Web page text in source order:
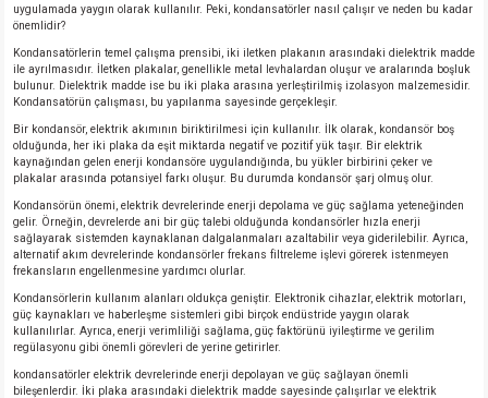
uygulamada yaygın olarak kullanılır. Peki, kondansatörler nasıl çalışır ve neden bu kadar
önemlidir?
Kondansatörlerin temel çalışma prensibi, iki iletken plakanın arasındaki dielektrik madde
ile ayrılmasıdır. İletken plakalar, genellikle metal levhalardan oluşur ve aralarında boşluk
bulunur. Dielektrik madde ise bu iki plaka arasına yerleştirilmiş izolasyon malzemesidir.
Kondansatörün çalışması, bu yapılanma sayesinde gerçekleşir.
Bir kondansör, elektrik akımının biriktirilmesi için kullanılır. İlk olarak, kondansör boş
olduğunda, her iki plaka da eşit miktarda negatif ve pozitif yük taşır. Bir elektrik
kaynağından gelen enerji kondansöre uygulandığında, bu yükler birbirini çeker ve
plakalar arasında potansiyel farkı oluşur. Bu durumda kondansör şarj olmuş olur.
Kondansörün önemi, elektrik devrelerinde enerji depolama ve güç sağlama yeteneğinden
gelir. Örneğin, devrelerde ani bir güç talebi olduğunda kondansörler hızla enerji
sağlayarak sistemden kaynaklanan dalgalanmaları azaltabilir veya giderilebilir. Ayrıca,
alternatif akım devrelerinde kondansörler frekans filtreleme işlevi görerek istenmeyen
frekansların engellenmesine yardımcı olurlar.
Kondansörlerin kullanım alanları oldukça geniştir. Elektronik cihazlar, elektrik motorları,
güç kaynakları ve haberleşme sistemleri gibi birçok endüstride yaygın olarak
kullanılırlar. Ayrıca, enerji verimliliği sağlama, güç faktörünü iyileştirme ve gerilim
regülasyonu gibi önemli görevleri de yerine getirirler.
kondansatörler elektrik devrelerinde enerji depolayan ve güç sağlayan önemli
bileşenlerdir. İki plaka arasındaki dielektrik madde sayesinde çalışırlar ve elektrik